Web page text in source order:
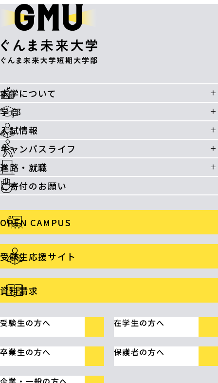
本学について
学 部
入試情報
キャンパスライフ
進路・就職
ご寄付のお願い
OPEN CAMPUS
受験生応援サイト
資料請求
受験生の方へ 在学生の方へ
卒業生の方へ 保護者の方へ